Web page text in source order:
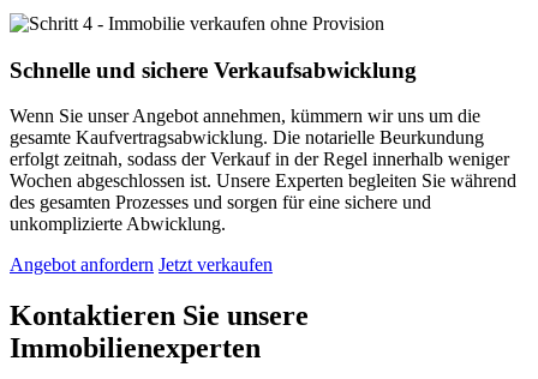
Schnelle und sichere Verkaufsabwicklung
Wenn Sie unser Angebot annehmen, kümmern wir uns um die
gesamte Kaufvertragsabwicklung. Die notarielle Beurkundung
erfolgt zeitnah, sodass der Verkauf in der Regel innerhalb weniger
Wochen abgeschlossen ist. Unsere Experten begleiten Sie während
des gesamten Prozesses und sorgen für eine sichere und
unkomplizierte Abwicklung.
Angebot anfordern Jetzt verkaufen
Kontaktieren Sie unsere
Immobilienexperten